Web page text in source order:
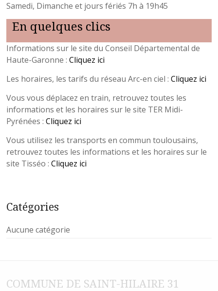
Samedi, Dimanche et jours fériés 7h à 19h45
En quelques clics
Informations sur le site du Conseil Départemental de
Haute-Garonne :Cliquez ici
Les horaires, les tarifs du réseau Arc-en ciel :Cliquez ici
Vous vous déplacez en train, retrouvez toutes les
informations et les horaires sur le site TER Midi-
Pyrénées :Cliquez ici
Vous utilisez les transports en commun toulousains,
retrouvez toutes les informations et les horaires sur le
site Tisséo :Cliquez ici
Catégories
Aucune catégorie
COMMUNE DE SAINT-HILAIRE 31